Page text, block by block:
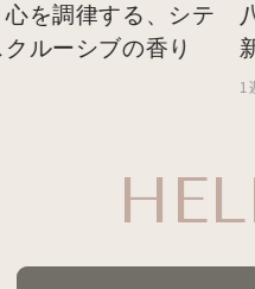
調律する、シテ
ルーシブの香り
1